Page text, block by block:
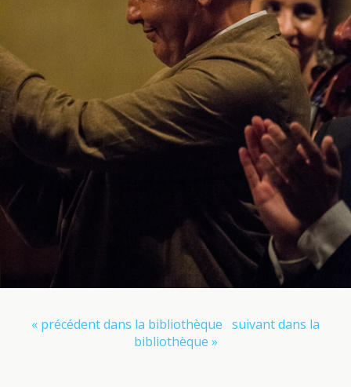
« précédent dans la bibliothèque suivant dans la
bibliothèque »